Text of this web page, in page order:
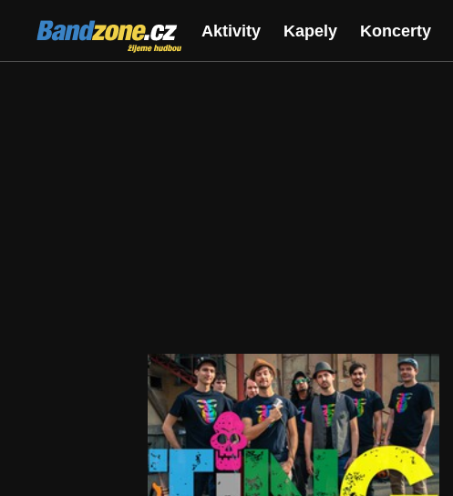
Bandzone.cz
žijeme hudbou
Aktivity Kapely Koncerty